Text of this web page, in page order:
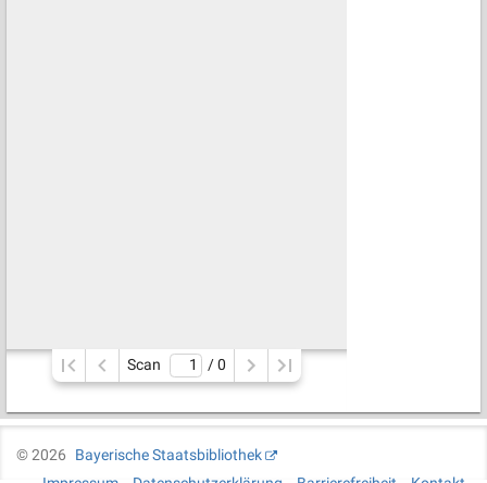
Scan / 0
©2026
Bayerische Staatsbibliothek